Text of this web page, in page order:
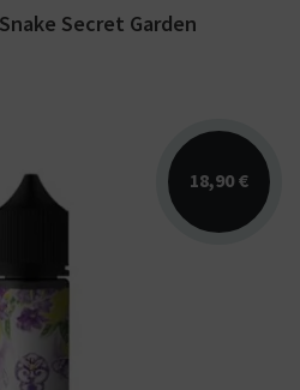
Secret Garden
18,90 €